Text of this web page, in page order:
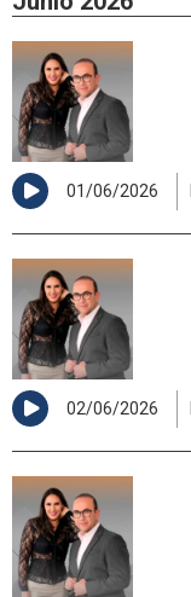
01/06/2026
02/06/2026